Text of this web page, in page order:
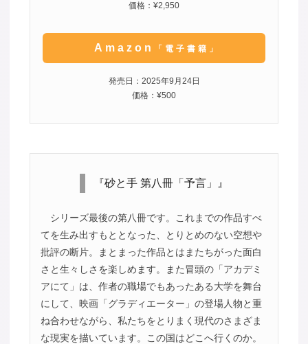
価格：¥2,950
Amazon 「電子書籍」
発売日：2025年9月24日
価格：¥500
『砂と手 第八冊「予言」』
シリーズ最後の第八冊です。これまでの作品すべ
てを生み出すもととなった、とりとめのない空想や
批評の断片。まとまった作品とはまたちがった面白
さと生々しさを楽しめます。また冒頭の「アカデミ
アにて」は、作者の職場でもあったある大学を舞台
にして、映画「グラディエーター」の登場人物と重
ね合わせながら、私たちをとりまく現代のさまざま
な現実を描いています。この国はどこへ行くのか。